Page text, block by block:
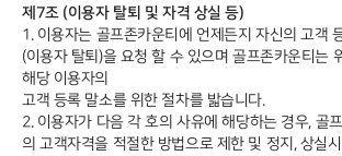
제7조 (이용자 탈퇴 및 자격 상실 등)
1. 이용자는 골프존카운티에 언제든지 자신의 고객
(이용자 탈퇴)을 요청 할 수 있으며 골프존카운티는
해당 이용자의
고객 등록 말소를 위한 절차를 밟습니다.
2. 이용자가 다음 각 호의 사유에 해당하는 경우, 골
의 고객자격을 적절한 방법으로 제한 및 정지, 상실